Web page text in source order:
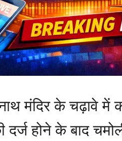
मंदिर के चढ़ावे में
दर्ज होने के बाद